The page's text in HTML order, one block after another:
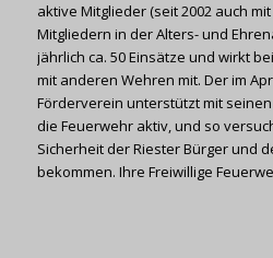
aktive Mitglieder (seit 2002 auch
Mitgliedern in der Alters- und
jährlich ca. 50 Einsätze und wirkt
mit anderen Wehren mit. Der im
Förderverein unterstützt mit
die Feuerwehr aktiv, und so
Sicherheit der Riester Bürger und
bekommen. Ihre Freiwillige